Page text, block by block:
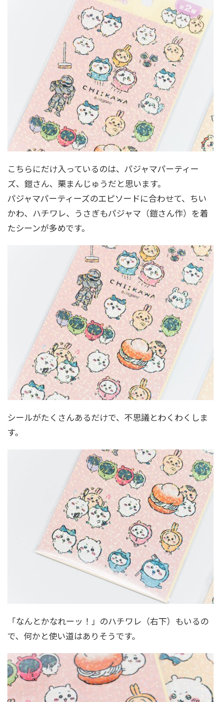
こちらにだけ入っているのは、パジャマパーティー
ズ、鎧さん、栗まんじゅうだと思います。
パジャマパーティーズのエピソードに合わせて、ちい
かわ、ハチワレ、うさぎもパジャマ（鎧さん作）を着
たシーンが多めです。
シールがたくさんあるだけで、不思議とわくわくしま
す。
「なんとかなれーッ！」のハチワレ（右下）もいるの
で、何かと使い道はありそうです。